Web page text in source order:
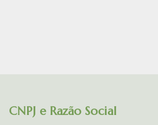
CNPJ e Razão Social